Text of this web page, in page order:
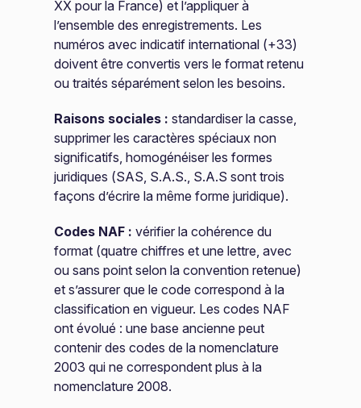
XX pour la France) et l’appliquer à
l’ensemble des enregistrements. Les
numéros avec indicatif international (+33)
doivent être convertis vers le format retenu
ou traités séparément selon les besoins.
Raisons sociales : standardiser la casse,
supprimer les caractères spéciaux non
significatifs, homogénéiser les formes
juridiques (SAS, S.A.S., S.A.S sont trois
façons d’écrire la même forme juridique).
Codes NAF : vérifier la cohérence du
format (quatre chiffres et une lettre, avec
ou sans point selon la convention retenue)
et s’assurer que le code correspond à la
classification en vigueur. Les codes NAF
ont évolué : une base ancienne peut
contenir des codes de la nomenclature
2003 qui ne correspondent plus à la
nomenclature 2008.